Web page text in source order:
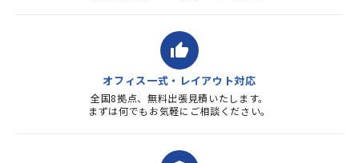
thumb_up
オフィス一式・レイアウト対応
全国8拠点、無料出張見積いたします。
まずは何でもお気軽にご相談ください。